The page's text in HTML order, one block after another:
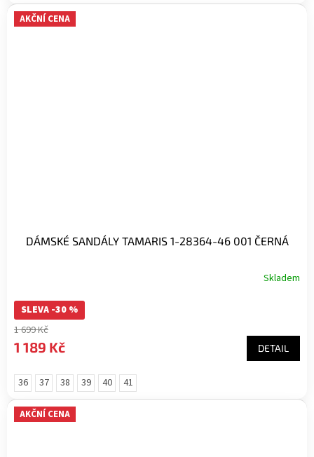
AKČNÍ CENA
DÁMSKÉ SANDÁLY TAMARIS 1-28364-46 001 ČERNÁ
Skladem
SLEVA -30 %
1 699 Kč
1 189 Kč DETAIL
36 37 38 39 40 41
AKČNÍ CENA